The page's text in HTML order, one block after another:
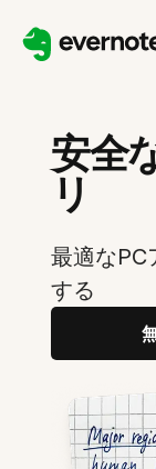
安全
リ
最適なPC
する